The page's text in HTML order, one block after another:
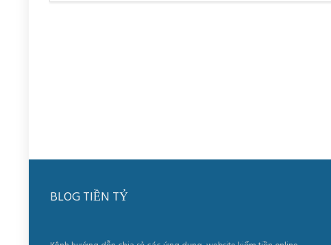
BLOG TIỀN TỶ